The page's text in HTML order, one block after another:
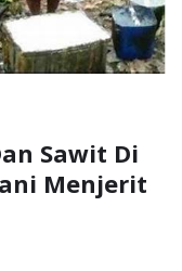
Sawit Di
Menjerit